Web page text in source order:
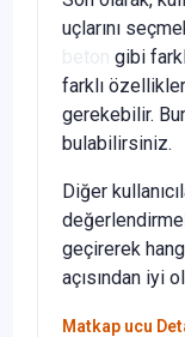
uçlarını
gibi
farklı
gerekebilir.
bulabilirsiniz.
Diğer
geçirerek
açısından iyi
Matkap ucu